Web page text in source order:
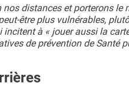
distances et porterons le
être plus vulnérables,
à « jouer aussi la
de prévention de Santé